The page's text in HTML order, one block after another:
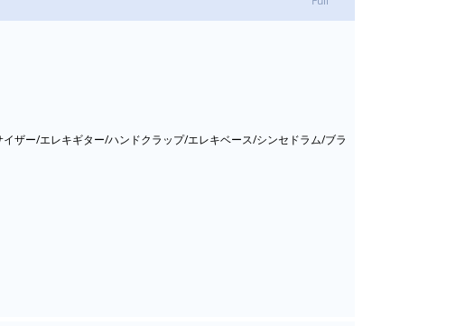
ザー/エレキギター/ハンドクラップ/エレキベース/シンセドラム/ブラ